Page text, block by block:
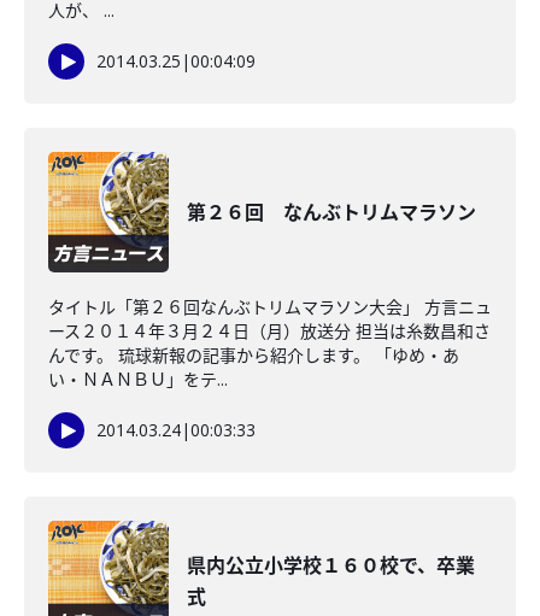
人が、 ...
2014.03.25 |00:04:09
第２６回 なんぶトリムマラソン
タイトル「第２６回なんぶトリムマラソン大会」 方言ニュ
ース２０１４年３月２４日（月）放送分 担当は糸数昌和さ
んです。 琉球新報の記事から紹介します。 「ゆめ・あ
い・ＮＡＮＢＵ」をテ...
2014.03.24|00:03:33
県内公立小学校１６０校で、卒業
式